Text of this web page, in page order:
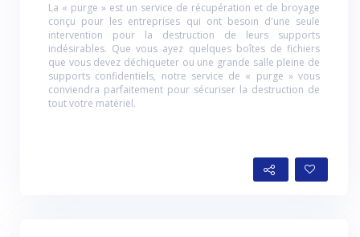
La « purge » est un service de récupération et de broyage
conçu pour les entreprises qui ont besoin d'une seule
intervention pour la destruction de leurs supports
indésirables. Que vous ayez quelques boîtes de fichiers
que vous devez déchiqueter ou une grande salle pleine de
supports confidentiels, notre service de « purge » vous
conviendra parfaitement pour sécuriser la destruction de
tout votre matériel.